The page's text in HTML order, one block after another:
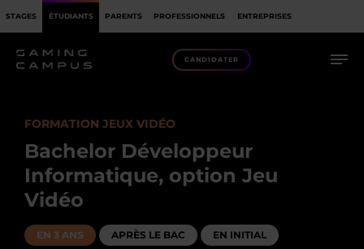
STAGES ÉTUDIANTS PARENTS PROFESSIONNELS ENTREPRISES
CANDIDATER
FORMATION JEUX VIDÉO
Bachelor Développeur
Informatique, option Jeu
Vidéo
EN 3 ANS APRÈS LE BAC EN INITIAL
DÉBOUCHÉS
RECONNAISSANCE